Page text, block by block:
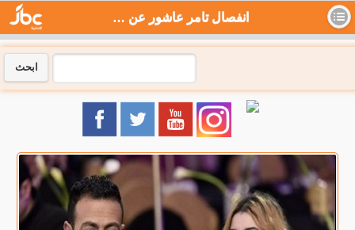
انفصال تامر عاشور عن زوجته بعد زواج دام 6 سنوات - جي بي سي نيوز
ابحث